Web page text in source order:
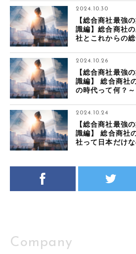
2024.10.30
【総合商社最強
識編】総合商社
社とこれからの
2024.10.26
【総合商社最強
識編】 総合商社
の時代って何？～
2024.10.24
【総合商社最強
識編】 総合商社
社って日本だけ
Company